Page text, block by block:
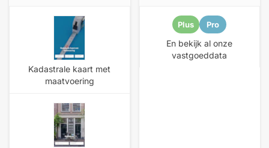
Kadastrale kaart met
maatvoering
Plus Pro
En bekijk al onze
vastgoeddata